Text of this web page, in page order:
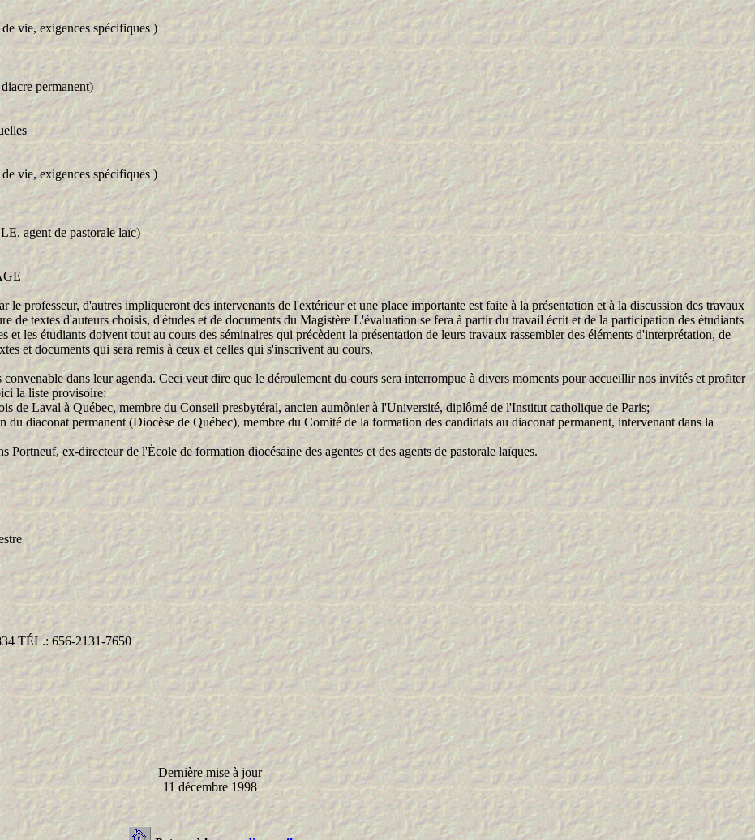
vie, exigences spécifiques )
permanent)
vie, exigences spécifiques )
agent de pastorale laïc)
le professeur, d'autres impliqueront des intervenants de l'extérieur et une place importante est faite à la présentation et à la discussion des travaux
de textes d'auteurs choisis, d'études et de documents du Magistère L'évaluation se fera à partir du travail écrit et de la participation des étudiants
et les étudiants doivent tout au cours des séminaires qui précèdent la présentation de leurs travaux rassembler des éléments d'interprétation, de
et documents qui sera remis à ceux et celles qui s'inscrivent au cours.
dans leur agenda. Ceci veut dire que le déroulement du cours sera interrompue à divers moments pour accueillir nos invités et profiter
la liste provisoire:
de Laval à Québec, membre du Conseil presbytéral, ancien aumônier à l'Université, diplômé de l'Institut catholique de Paris;
diaconat permanent (Diocèse de Québec), membre du Comité de la formation des candidats au diaconat permanent, intervenant dans la
ex-directeur de l'École de formation diocésaine des agentes et des agents de pastorale laïques.
TÉL.: 656-2131-7650
Dernière mise à jour
11 décembre 1998